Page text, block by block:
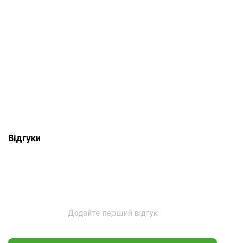
Відгуки
Додайте перший відгук